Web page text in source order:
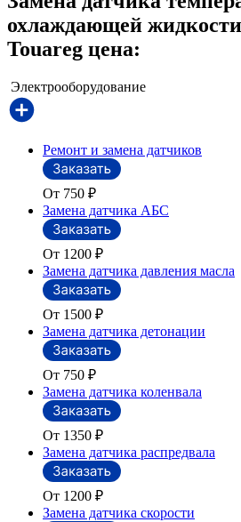
охлаждающей
Touareg цена:
Электрооборудование
Ремонт и замена датчиков
От 750 ₽
Замена датчика АБС
От 1200 ₽
Замена датчика давления масла
От 1500 ₽
Замена датчика детонации
От 750 ₽
Замена датчика коленвала
От 1350 ₽
Замена датчика распредвала
От 1200 ₽
Замена датчика скорости